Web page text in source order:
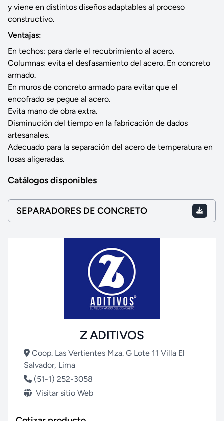
y viene en distintos diseños adaptables al proceso
constructivo.
Ventajas:
En techos: para darle el recubrimiento al acero.
Columnas: evita el desfasamiento del acero. En concreto
armado.
En muros de concreto armado para evitar que el
encofrado se pegue al acero.
Evita mano de obra extra.
Disminución del tiempo en la fabricación de dados
artesanales.
Adecuado para la separación del acero de temperatura en
losas aligeradas.
Catálogos disponibles
SEPARADORES DE CONCRETO
Z ADITIVOS
Coop. Las Vertientes Mza. G Lote 11 Villa El
Salvador, Lima
(51-1) 252-3058
Visitar sitio Web